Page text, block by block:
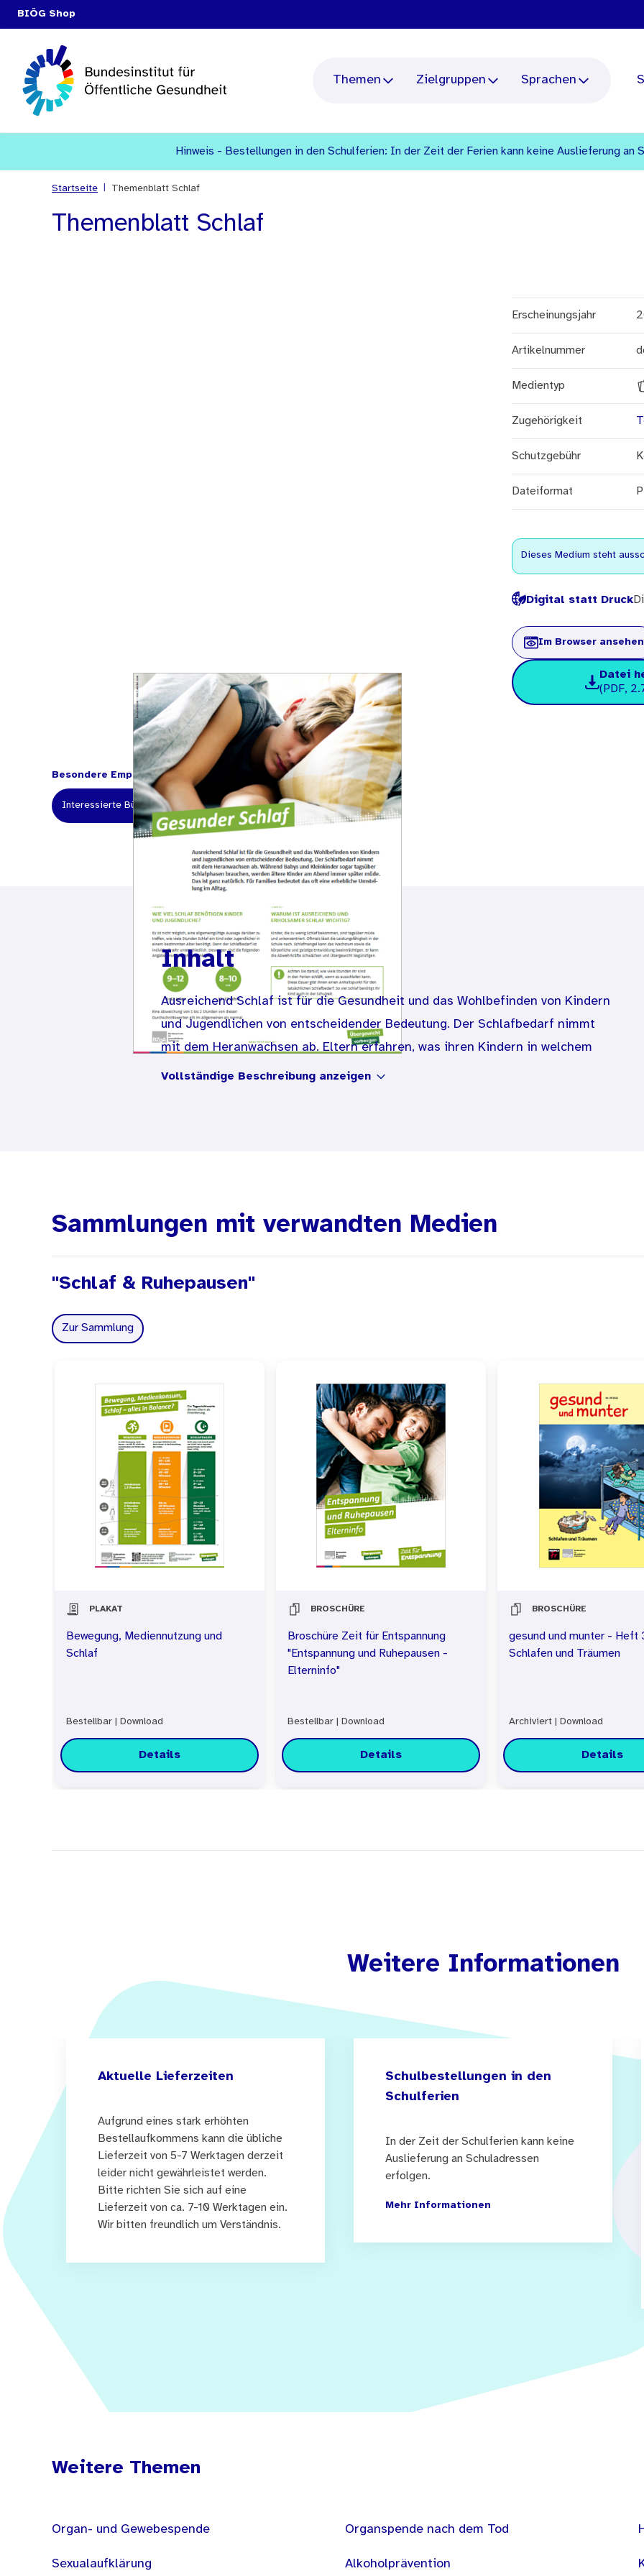
BIÖG Shop
Themen Zielgruppen Sprachen
Hinweis - Bestellungen in den Schulferien: In der Zeit der Ferien kann keine Auslieferung an
Startseite Themenblatt Schlaf
Themenblatt Schlaf
Erscheinungsjahr
Artikelnummer
Medientyp
Zugehörigkeit
Schutzgebühr
Dateiformat
Dieses Medium steht
Digital statt Druck
Im Browser ansehen
Datei
(PDF,
Besondere Empfehlung für:
Interessierte Bürgerinnen und Bürger Beratungsstellen Familie
Inhalt
Ausreichend Schlaf ist für die Gesundheit und das Wohlbefinden von Kindern
und Jugendlichen von entscheidender Bedeutung. Der Schlafbedarf nimmt
mit dem Heranwachsen ab. Eltern erfahren, was ihren Kindern in welchem
Alter gut tut.
Vollständige Beschreibung anzeigen
Sammlungen mit verwandten Medien
"Schlaf & Ruhepausen"
Zur Sammlung
PLAKAT
Bewegung, Mediennutzung und
Schlaf
Bestellbar | Download
Details
BROSCHÜRE
Broschüre Zeit für Entspannung
"Entspannung und Ruhepausen -
Elterninfo"
Bestellbar | Download
Details
BROSCHÜRE
gesund und munter - Heft
Schlafen und Träumen
Archiviert | Download
Details
Weitere Informationen
Aktuelle Lieferzeiten
Aufgrund eines stark erhöhten
Bestellaufkommens kann die übliche
Lieferzeit von 5-7 Werktagen derzeit
leider nicht gewährleistet werden.
Bitte richten Sie sich auf eine
Lieferzeit von ca. 7-10 Werktagen ein.
Wir bitten freundlich um Verständnis.
Schulbestellungen in den
Schulferien
In der Zeit der Schulferien kann keine
Auslieferung an Schuladressen
erfolgen.
Mehr Informationen
Weitere Themen
Organ- und Gewebespende
Sexualaufklärung
Organspende nach dem Tod
Alkoholprävention